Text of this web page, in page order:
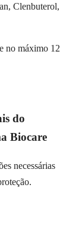
Clenbuterol,
no máximo 12
do
Biocare
necessárias